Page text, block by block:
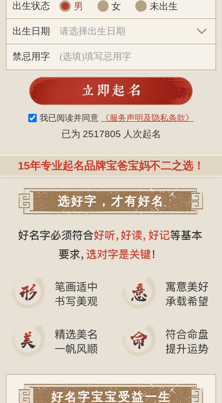
出生状态 男 女 未出生
出生日期
禁忌用字
我已阅读并同意 《服务声明及隐私条款》
已为 2517805 人次起名
15年专业起名品牌宝爸宝妈不二之选！
选好字，才有好名
好名字宝宝受益一生